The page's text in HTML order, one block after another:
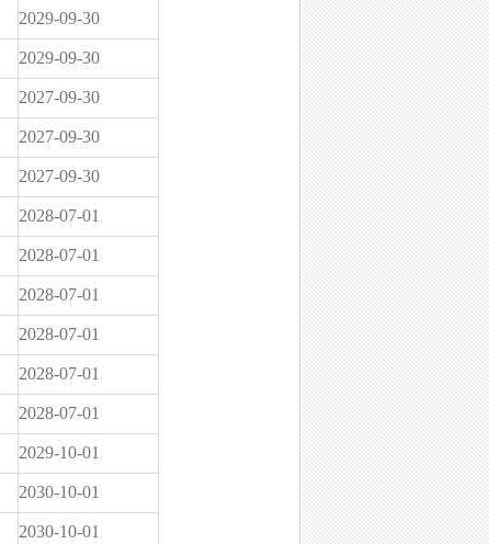
2029-09-30
2029-09-30
2027-09-30
2027-09-30
2027-09-30
2028-07-01
2028-07-01
2028-07-01
2028-07-01
2028-07-01
2028-07-01
2029-10-01
2030-10-01
2030-10-01